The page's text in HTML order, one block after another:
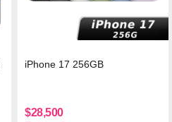
iPhone 17 256GB
$28,500